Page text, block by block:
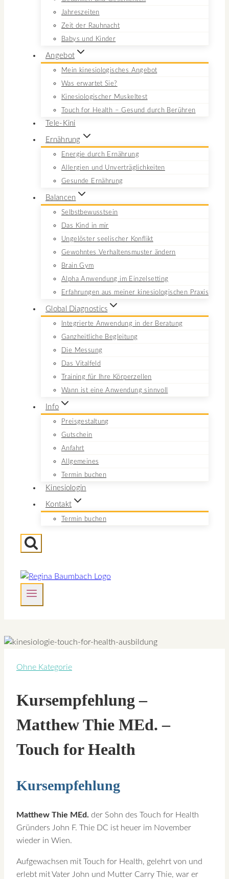
Jahreszeiten
Zeit der Rauhnacht
Babys und Kinder
Angebot
Mein kinesiologisches Angebot
Was erwartet Sie?
Kinesiologischer Muskeltest
Touch for Health – Gesund durch Berühren
Tele-Kini
Ernährung
Energie durch Ernährung
Allergien und Unverträglichkeiten
Gesunde Ernährung
Balancen
Selbstbewusstsein
Das Kind in mir
Ungelöster seelischer Konflikt
Gewohntes Verhaltensmuster ändern
Brain Gym
Alpha Anwendung im Einzelsetting
Erfahrungen aus meiner kinesiologischen Praxis
Global Diagnostics
Integrierte Anwendung in der Beratung
Ganzheitliche Begleitung
Die Messung
Das Vitalfeld
Training für Ihre Körperzellen
Wann ist eine Anwendung sinnvoll
Info
Preisgestaltung
Gutschein
Anfahrt
Allgemeines
Termin buchen
Kinesiologin
Kontakt
Termin buchen
Ohne Kategorie
Kursempfehlung –
Matthew Thie MEd. –
Touch for Health
Kursempfehlung
Matthew Thie MEd. der Sohn des Touch for Health
Gründers John F. Thie DC ist heuer im November
wieder in Wien.
Aufgewachsen mit Touch for Health, gelehrt von und
erlebt mit Vater John und Mutter Carry Thie, war er